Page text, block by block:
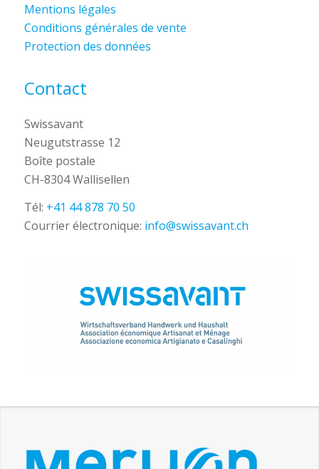
Mentions légales
Conditions générales de vente
Protection des données
Contact
Swissavant
Neugutstrasse 12
Boîte postale
CH-8304 Wallisellen
Tél: +41 44 878 70 50
Courrier électronique: info@swissavant.ch